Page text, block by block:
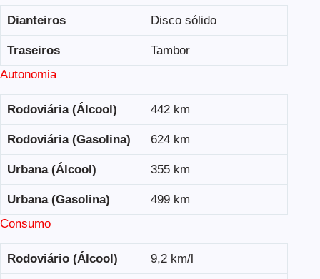
Dianteiros Disco sólido
Traseiros
Tambor
Autonomia
Rodoviária (Álcool) 442 km
Rodoviária (Gasolina) 624 km
Urbana (Álcool) 355 km
Urbana (Gasolina)
499 km
Consumo
Rodoviário (Álcool) 9,2 km/l